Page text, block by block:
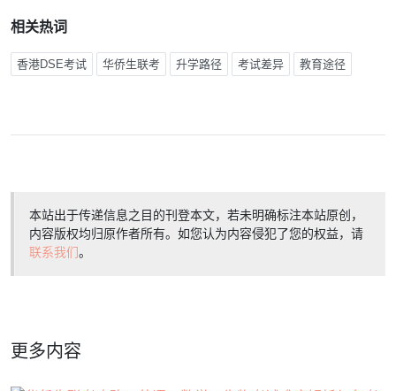
相关热词
香港DSE考试 华侨生联考 升学路径 考试差异 教育途径
本站出于传递信息之目的刊登本文，若未明确标注本站原创，
内容版权均归原作者所有。如您认为内容侵犯了您的权益，请
联系我们。
更多内容